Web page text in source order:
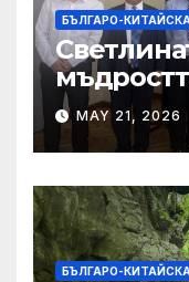
БЪЛГАРО-
MAY 21, 2026
БЪЛГАРО-